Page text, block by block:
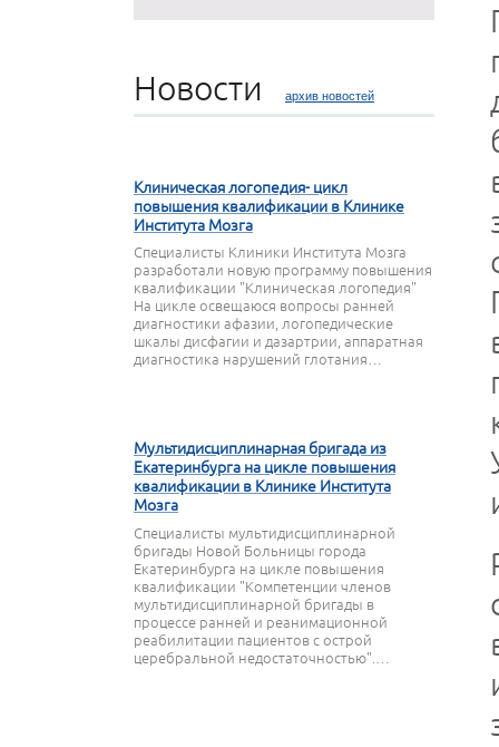
Новости архив новостей
Клиническая логопедия- цикл
повышения квалификации в Клинике
Института Мозга
Специалисты Клиники Института Мозга
разработали новую программу повышения
квалификации "Клиническая логопедия"
На цикле освещаюся вопросы ранней
диагностики афазии, логопедические
шкалы дисфагии и дазартрии, аппаратная
диагностика нарушений глотания…
Мультидисциплинарная бригада из
Екатеринбурга на цикле повышения
квалификации в Клинике Института
Мозга
Специалисты мультидисциплинарной
бригады Новой Больницы города
Екатеринбурга на цикле повышения
квалификации "Компетенции членов
мультидисциплинарной бригады в
процессе ранней и реанимационной
реабилитации пациентов с острой
церебральной недостаточностью".…